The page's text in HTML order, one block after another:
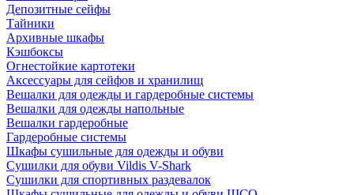
Депозитные сейфы
Тайники
Архивные шкафы
Кэшбоксы
Огнестойкие картотеки
Аксессуары для сейфов и хранилищ
Вешалки для одежды и гардеробные системы
Вешалки для одежды напольные
Вешалки гардеробные
Гардеробные системы
Шкафы сушильные для одежды и обуви
Сушилки для обуви Vildis V-Shark
Сушилки для спортивных раздевалок